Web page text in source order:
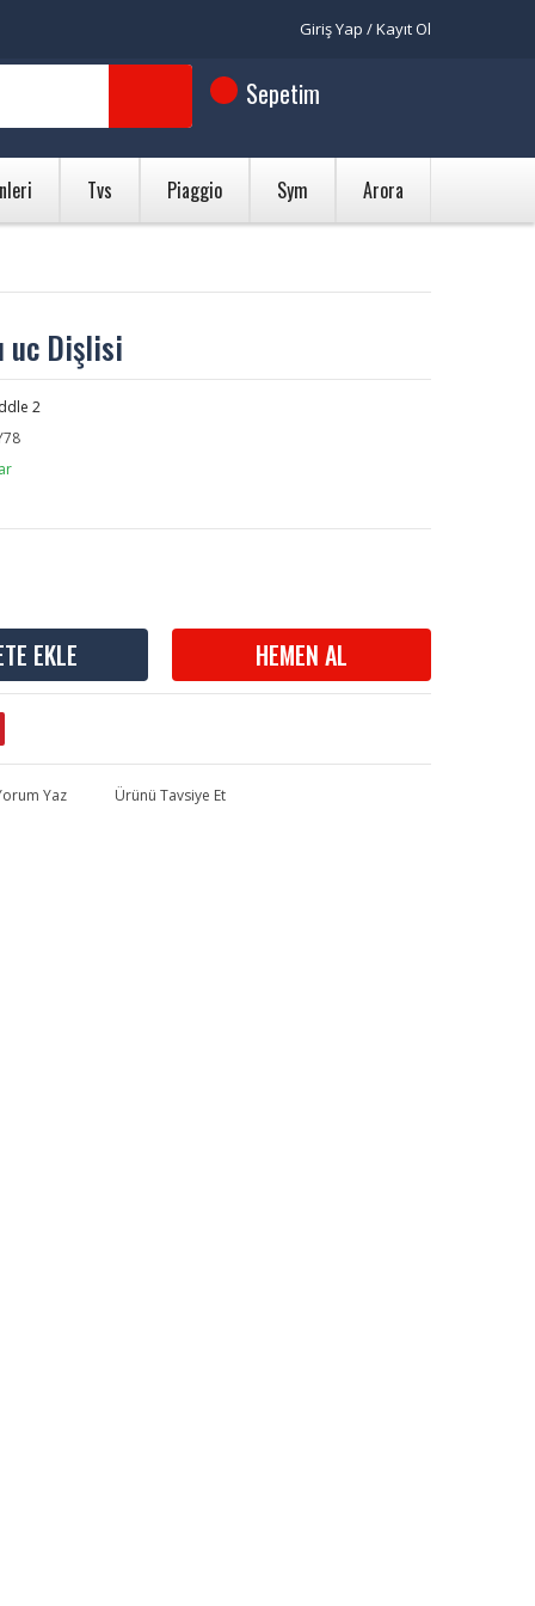
Giriş Yap / Kayıt Ol
Sepetim
Tvs Piaggio Sym Arora
uc Dişlisi
2
EKLE HEMEN AL
Yaz Ürünü Tavsiye Et